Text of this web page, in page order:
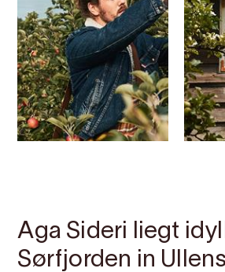
Aga Sideri liegt
Sørfjorden in